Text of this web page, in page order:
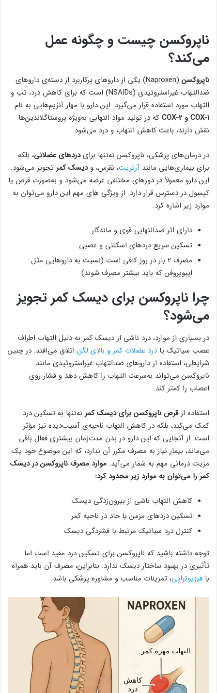
ناپروکسن چیست و چگونه عمل
می‌کند؟
ناپروکسن
(Naproxen) یکی از داروهای پرکاربرد از دسته‌ی داروهای
ضدالتهاب غیراستروئیدی (NSAIDs) است که برای کاهش درد، تب و
التهاب مورد استفاده قرار می‌گیرد. این دارو با مهار آنزیم‌هایی به نام
COX-1 و COX-2
که در تولید مواد التهابی به‌ویژه پروستاگلاندین‌ها
نقش دارند، باعث کاهش التهاب و درد می‌شود.
در درمان‌های پزشکی، ناپروکسن نه‌تنها برایدردهای عضلانی، بلکه
برای بیماری‌هایی مانند آرتریت، نقرس، ودیسک کمر تجویز می‌شود.
این دارو معمولاً در دوزهای مختلفی عرضه می‌شود و به‌صورت قرص یا
کپسول در دسترس قرار دارد. از ویژگی های مهم این دارو می‌توان به
موارد زیر اشاره کرد:
دارای اثر ضدالتهابی قوی و ماندگار
تسکین سریع دردهای اسکلتی و عصبی
مصرف ۲ بار در روز کافی است (نسبت به داروهایی مثل
ایبوپروفن که باید بیشتر مصرف شوند)
چرا ناپروکسن برای دیسک کمر تجویز
می‌شود؟
در بسیاری از موارد، درد ناشی از دیسک کمر به دلیل التهاب اطراف
عصب سیاتیک یا درد عضلات کمر و بالای لگن اتفاق می‌افتد. در چنین
شرایطی، استفاده از داروهای ضدالتهاب غیراستروئیدی مانند
ناپروکسن می‌تواند به‌سرعت التهاب را کاهش دهد و فشار روی
اعصاب را کمتر کند.
استفاده ازقرص ناپروکسن برای دیسک کمر نه‌تنها به تسکین درد
کمک می‌کند، بلکه در کاهش التهاب ناحیه‌ی آسیب‌دیده نیز مؤثر
است. از آنجایی که این دارو در بدن مدت‌زمان بیشتری فعال باقی
می‌ماند، بیمار نیاز به مصرف مکرر آن ندارد، که این موضوع خود یک
مزیت درمانی مهم به شمار می‌آید. موارد مصرف ناپروکسن در دیسک
کمر را می‌توان به موارد زیر محدود کرد:
کاهش التهاب ناشی از بیرون‌زدگی دیسک
تسکین دردهای مزمن یا حاد در ناحیه کمر
کنترل درد سیاتیک مرتبط با فشردگی دیسک
توجه داشته باشید که ناپروکسن برای تسکین درد مفید است اما
تأثیری در بهبود ساختار دیسک ندارد. بنابراین، مصرف آن باید همراه
با فیزیوتراپی، تمرینات مناسب و مشاوره پزشکی باشد.